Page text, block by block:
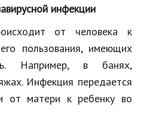
инфекции
от человека к
пользования, имеющих
Например, в банях,
Инфекция передается
от матери к ребенку во